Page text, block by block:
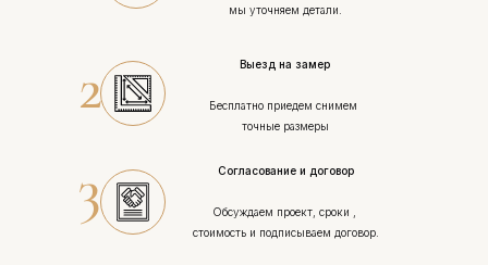
мы уточняем детали.
2
3
Выезд на замер
Бесплатно приедем снимем
точные размеры
Согласование и договор
Обсуждаем проект, сроки ,
стоимость и подписываем договор.